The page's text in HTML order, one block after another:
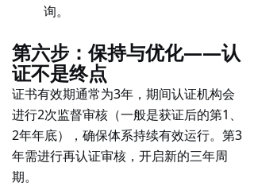
询。
第六步：保持与优化——认
证不是终点
证书有效期通常为3年，期间认证机构会
进行2次监督审核（一般是获证后的第1、
2年年底），确保体系持续有效运行。第3
年需进行再认证审核，开启新的三年周
期。